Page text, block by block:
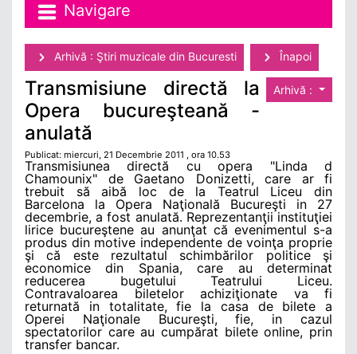
Navigare
Arhivă : Ştiri muzicale din Bucuresti Înapoi
Arhivă :
Transmisiune directă la
Opera bucureşteană -
anulată
Publicat: miercuri, 21 Decembrie 2011 , ora 10.53
Transmisiunea directă cu opera "Linda d
Chamounix" de Gaetano Donizetti, care ar fi
trebuit să aibă loc de la Teatrul Liceu din
Barcelona la Opera Naţională Bucureşti in 27
decembrie, a fost anulată. Reprezentanţii instituţiei
lirice bucureştene au anunţat că evenimentul s-a
produs din motive independente de voinţa proprie
şi că este rezultatul schimbărilor politice şi
economice din Spania, care au determinat
reducerea bugetului Teatrului Liceu.
Contravaloarea biletelor achiziţionate va fi
returnată in totalitate, fie la casa de bilete a
Operei Naţionale Bucureşti, fie, in cazul
spectatorilor care au cumpărat bilete online, prin
transfer bancar.